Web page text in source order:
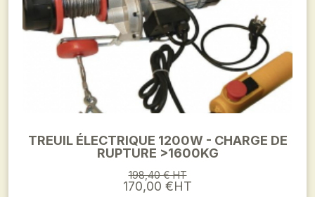
TREUIL ÉLECTRIQUE 1200W - CHARGE DE
RUPTURE >1600KG
198,40 € HT
170,00 €HT